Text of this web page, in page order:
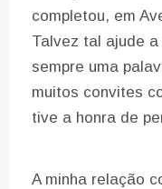
completou, em
Talvez tal ajude
sempre uma
muitos convites
tive a honra de
A minha relação